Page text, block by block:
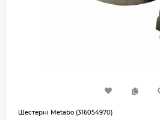
Шестерні Metabo (316054970)